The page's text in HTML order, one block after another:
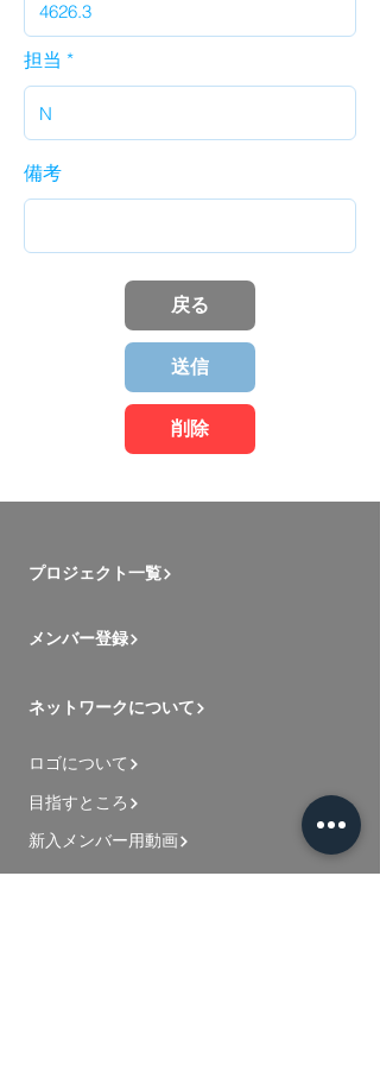
担当
備考
戻る
送信
削除
プロジェクト一覧
メンバー登録
ネットワークについて
ロゴについて
目指すところ
新入メンバー用動画